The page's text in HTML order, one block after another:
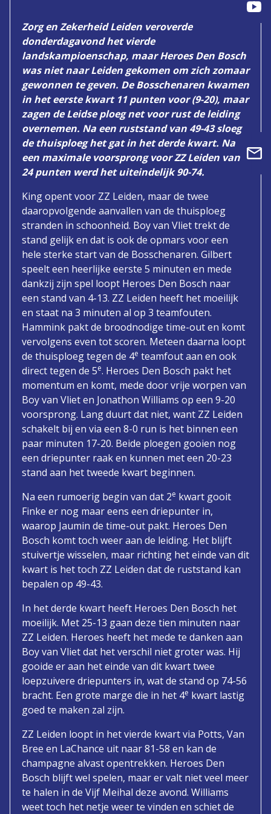
Zorg en Zekerheid Leiden veroverde
donderdagavond het vierde
landskampioenschap, maar Heroes Den Bosch
was niet naar Leiden gekomen om zich zomaar
gewonnen te geven. De Bosschenaren kwamen
in het eerste kwart 11 punten voor (9-20), maar
zagen de Leidse ploeg net voor rust de leiding
overnemen. Na een ruststand van 49-43 sloeg
de thuisploeg het gat in het derde kwart. Na
een maximale voorsprong voor ZZ Leiden van
24 punten werd het uiteindelijk 90-74.
King opent voor ZZ Leiden, maar de twee
daaropvolgende aanvallen van de thuisploeg
stranden in schoonheid. Boy van Vliet trekt de
stand gelijk en dat is ook de opmars voor een
hele sterke start van de Bosschenaren. Gilbert
speelt een heerlijke eerste 5 minuten en mede
dankzij zijn spel loopt Heroes Den Bosch naar
een stand van 4-13. ZZ Leiden heeft het moeilijk
en staat na 3 minuten al op 3 teamfouten.
Hammink pakt de broodnodige time-out en komt
vervolgens even tot scoren. Meteen daarna loopt
de thuisploeg tegen de 4e teamfout aan en ook
direct tegen de 5e. Heroes Den Bosch pakt het
momentum en komt, mede door vrije worpen van
Boy van Vliet en Jonathon Williams op een 9-20
voorsprong. Lang duurt dat niet, want ZZ Leiden
schakelt bij en via een 8-0 run is het binnen een
paar minuten 17-20. Beide ploegen gooien nog
een driepunter raak en kunnen met een 20-23
stand aan het tweede kwart beginnen.
Na een rumoerig begin van dat 2e kwart gooit
Finke er nog maar eens een driepunter in,
waarop Jaumin de time-out pakt. Heroes Den
Bosch komt toch weer aan de leiding. Het blijft
stuivertje wisselen, maar richting het einde van dit
kwart is het toch ZZ Leiden dat de ruststand kan
bepalen op 49-43.
In het derde kwart heeft Heroes Den Bosch het
moeilijk. Met 25-13 gaan deze tien minuten naar
ZZ Leiden. Heroes heeft het mede te danken aan
Boy van Vliet dat het verschil niet groter was. Hij
gooide er aan het einde van dit kwart twee
loepzuivere driepunters in, wat de stand op 74-56
bracht. Een grote marge die in het 4e kwart lastig
goed te maken zal zijn.
ZZ Leiden loopt in het vierde kwart via Potts, Van
Bree en LaChance uit naar 81-58 en kan de
champagne alvast opentrekken. Heroes Den
Bosch blijft wel spelen, maar er valt niet veel meer
te halen in de Vijf Meihal deze avond. Williams
weet toch het netje weer te vinden en schiet de